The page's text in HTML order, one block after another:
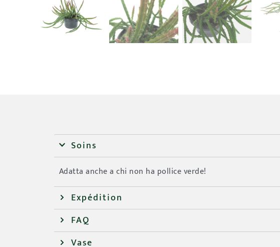
Soins
Adatta anche a chi non ha pollice verde!
Expédition
FAQ
Vase